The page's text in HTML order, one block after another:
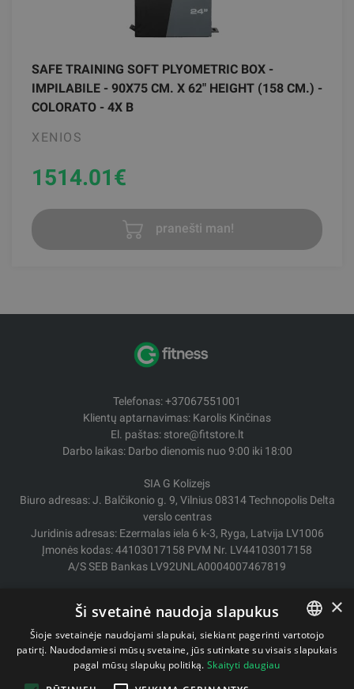
SAFE TRAINING SOFT PLYOMETRIC BOX -
IMPILABILE - 90X75 CM. X 62" HEIGHT (158 CM.) -
COLORATO - 4X B
XENIOS
1514.01€
pranešti man!
Telefonas: +37067551001
Klientų aptarnavimas: Karolis Kinčinas
El. paštas: store@fitstore.lt
Darbo laikas: Darbo dienomis nuo 9:00 iki 18:00
SIA G Kolizejs
Biuro adresas: J. Balčikonio g. 9, Vilnius 08314 Technopolis Delta
verslo centras
Juridinis adresas: Ezermalas iela 6 k-3, Ryga, Latvija LV1006
Įmonės kodas: 44103017158 PVM Nr. LV44103017158
A/S SEB Bankas LV92UNLA0004007467819
Mokėjimo būdai
Pirkimo sąlygos
Kontaktai
Privatumo politika
LITHUANIAN
×
Ši svetainė naudoja slapukus
Šioje svetainėje naudojami slapukai, siekiant pagerinti vartotojo
patirtį. Naudodamiesi mūsų svetaine, jūs sutinkate su visais slapukais
pagal mūsų slapukų politiką. Skaityti daugiau